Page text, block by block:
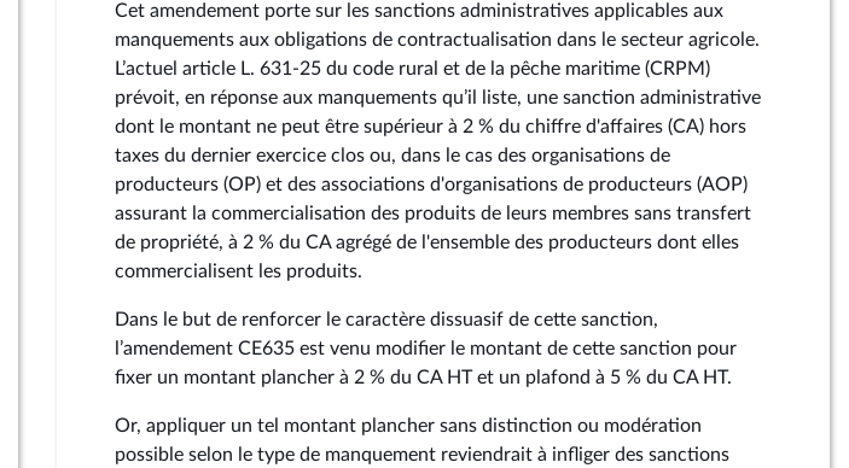
Cet amendement porte sur les sanctions administratives applicables aux
manquements aux obligations de contractualisation dans le secteur agricole.
L’actuel article L. 631-25 du code rural et de la pêche maritime (CRPM)
prévoit, en réponse aux manquements qu’il liste, une sanction administrative
dont le montant ne peut être supérieur à 2 % du chiffre d'affaires (CA) hors
taxes du dernier exercice clos ou, dans le cas des organisations de
producteurs (OP) et des associations d'organisations de producteurs (AOP)
assurant la commercialisation des produits de leurs membres sans transfert
de propriété, à 2 % du CA agrégé de l'ensemble des producteurs dont elles
commercialisent les produits.
Dans le but de renforcer le caractère dissuasif de cette sanction,
l’amendement CE635 est venu modifier le montant de cette sanction pour
fixer un montant plancher à 2 % du CA HT et un plafond à 5 % du CA HT.
Or, appliquer un tel montant plancher sans distinction ou modération
possible selon le type de manquement reviendrait à infliger des sanctions